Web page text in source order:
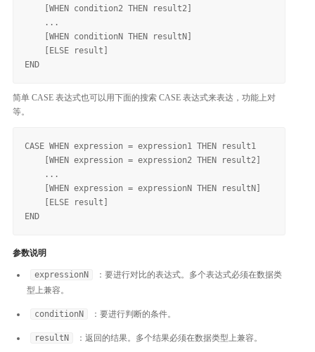
    [WHEN condition2 THEN result2]
    ...
    [WHEN conditionN THEN resultN]
    [ELSE result]
简单 CASE 表达式也可以用下面的搜索 CASE 表达式来表达，功能上对
等。
CASE WHEN expression = expression1 THEN result1
    [WHEN expression = expression2 THEN result2]
    ...
    [WHEN expression = expressionN THEN resultN]
    [ELSE result]
参数说明
expressionN
：要进行对比的表达式。多个表达式必须在数据类
型上兼容。
conditionN ：要进行判断的条件。
resultN ：返回的结果。多个结果必须在数据类型上兼容。